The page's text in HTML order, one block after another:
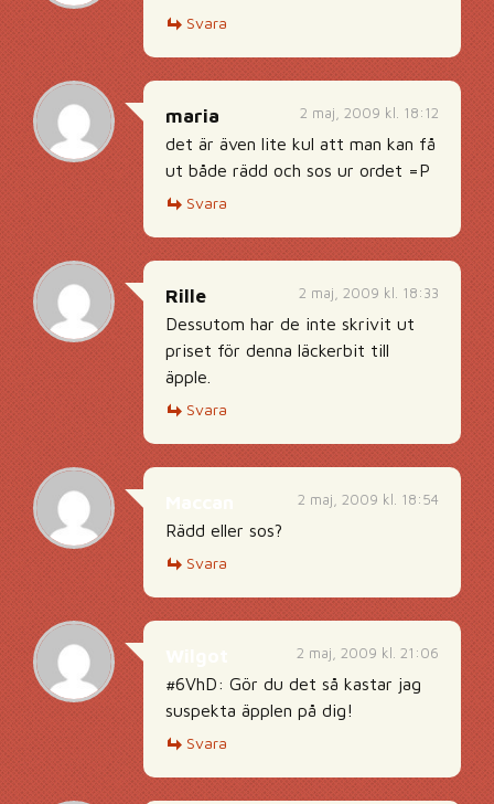
Svara
2 maj, 2009 kl. 18:12
maria
det är även lite kul att man kan få
ut både rädd och sos ur ordet =P
Svara
2 maj, 2009 kl. 18:33
Rille
Dessutom har de inte skrivit ut
priset för denna läckerbit till
äpple.
Svara
2 maj, 2009 kl. 18:54
Rädd eller sos?
Svara
2 maj, 2009 kl. 21:06
#6VhD: Gör du det så kastar jag
suspekta äpplen på dig!
Svara